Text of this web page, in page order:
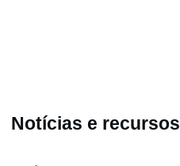
Notícias e recursos